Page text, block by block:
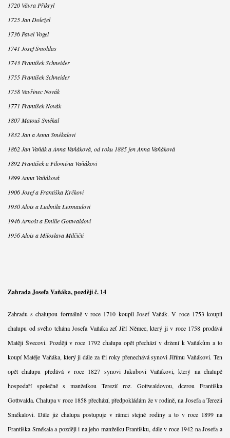
1720 Vávra Přikryl
1725 Jan Doležel
1736 Pavel Vogel
1741 Josef Šmoldas
1743 František Schneider
1755 František Schneider
1758 Vavřinec Novák
1771 František Novák
1807 Matouš Smékal
1832 Jan a Anna Smékalovi
1862 Jan Vaňák a Anna Vaňáková, od roku 1885 jen Anna Vaňáková
1892 František a Filoména Vaňákovi
1899 Anna Vaňáková
1906 Josef a Františka Krčkovi
1930 Alois a Ludmila Lexmaulovi
1946 Arnošt a Emilie Gottwaldovi
1956 Alois a Miloslava Milčičtí
Zahrada Josefa Vaňáka, později č. 14
Zahradu s chalupou formálně v roce 1710 koupil Josef Vaňák. V roce 1753 koupil
chalupu od svého tchána Josefa Vaňáka zeť Jiří Němec, který ji v roce 1758 prodává
Matěji Švecovi. Později v roce 1792 chalupa opět přechází v držení k Vaňákům a to
koupí Matěje Vaňáka, který ji dále za tři roky přenechává synovi Jiřímu Vaňákovi. Ten
opět chalupu předává v roce 1827 synovi Jakubovi Vaňákovi, který na chalupě
hospodaří společně s manželkou Terezií roz. Gottwaldovou, dcerou Františka
Gottwalda. Chalupa v roce 1858 přechází, předpokládám že v rodině, na Josefa a Terezii
Smékalovi. Dále již chalupa postupuje v rámci stejné rodiny a to v roce 1899 na
Františka Smékala a později i na jeho manželku Františku, dále v roce 1942 na Josefa a